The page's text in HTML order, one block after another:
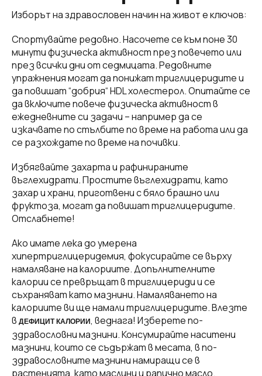
Изборът на здравословен начин на живот е ключов:
Спортувайте редовно. Насочете се към поне 30
минути физическа активност през повечето или
през всички дни от седмицата. Редовните
упражнения могат да понижат триглицеридите и
да повишат “добрия“ HDL холестерол. Опитайте се
да включите повече физическа активност в
ежедневните си задачи – например да се
изкачвате по стълбите по време на работа или да
се разхождате по време на почивки.
Избягвайте захарта и рафинираните
въглехидрати. Простите въглехидрати, като
захар и храни, приготвени с бяло брашно или
фруктоза, могат да повишат триглицеридите.
Отслабнете!
Ако имате лека до умерена
хипертриглицеридемия, фокусирайте се върху
намаляване на калориите. Допълнителните
калории се превръщат в триглицериди и се
съхраняват като мазнини. Намаляването на
калориите ви ще намали триглицеридите. Влезте
в ДЕФИЦИТ КАЛОРИИ, веднага! Изберете по-
здравословни мазнини. Консумирайте наситени
мазнини, които се съдържат в месата, в по-
здравословните мазнини намиращи се в
растенията, като маслини и рапично масло.